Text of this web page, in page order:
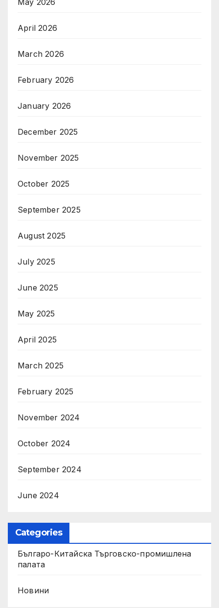
May 2026
April 2026
March 2026
February 2026
January 2026
December 2025
November 2025
October 2025
September 2025
August 2025
July 2025
June 2025
May 2025
April 2025
March 2025
February 2025
November 2024
October 2024
September 2024
June 2024
Categories
Българо-Китайска Търговско-промишлена
палaта
Новини